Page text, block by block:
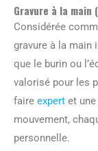
Gravure à la main
Considérée
gravure à la main
que le burin ou
valorisé pour les
faire expert et
mouvement,
personnelle.